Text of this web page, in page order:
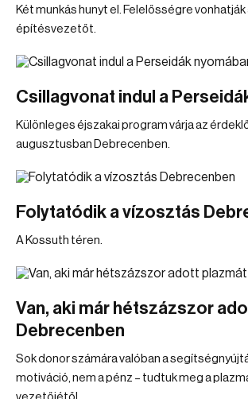
Két munkás hunyt el. Felelősségre vonhatják
építésvezetőt.
Csillagvonat indul a
Különleges éjszakai program várja az
augusztusban Debrecenben.
Folytatódik a vízosztás
A Kossuth téren.
Van, aki már hétszázszor
Debrecenben
Sok donor számára valóban a
motiváció, nem a pénz – tudtuk meg a